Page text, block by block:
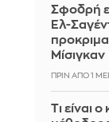
Σφοδρή
Ελ-
Μίσιγκαν
ΠΡΙΝ ΑΠΌ 1
Τι είναι